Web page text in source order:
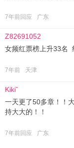
7年前回应 广东
Z82691052
女频红票榜上升33名
7年前 天津
Kikiˇ
一天更了50多章！！
持大大的！！
7年前回应 广东